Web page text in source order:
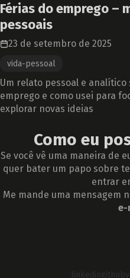
23 de setembro de 2025
vida-pessoal
Férias do emprego –
pessoais
Um relato pessoal e
emprego e como usei para
explorar novas ideias
Como eu
Se você vê uma maneira de
quer bater um papo sobre
entrar
Me mande uma mensagem
e-